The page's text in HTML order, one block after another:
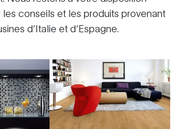
conseils et les produits provenant
d’Italie et d’Espagne.